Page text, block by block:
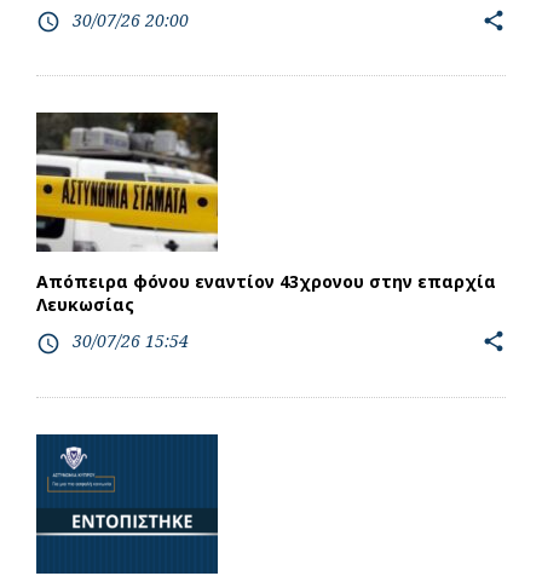
access_time 30/07/26 20:00 share
Απόπειρα φόνου εναντίον 43χρονου στην επαρχία
Λευκωσίας
access_time 30/07/26 15:54 share